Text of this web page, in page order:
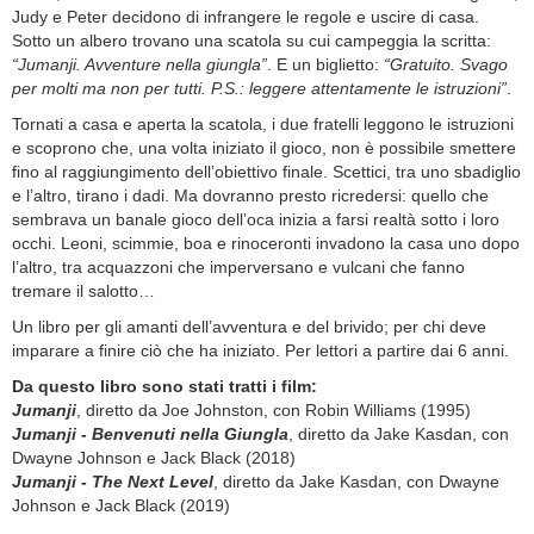
Judy e Peter decidono di infrangere le regole e uscire di casa.
Sotto un albero trovano una scatola su cui campeggia la scritta:
“Jumanji. Avventure nella giungla”. E un biglietto: “Gratuito. Svago
per molti ma non per tutti. P.S.: leggere attentamente le istruzioni”.
Tornati a casa e aperta la scatola, i due fratelli leggono le istruzioni
e scoprono che, una volta iniziato il gioco, non è possibile smettere
fino al raggiungimento dell’obiettivo finale. Scettici, tra uno sbadiglio
e l’altro, tirano i dadi. Ma dovranno presto ricredersi: quello che
sembrava un banale gioco dell’oca inizia a farsi realtà sotto i loro
occhi. Leoni, scimmie, boa e rinoceronti invadono la casa uno dopo
l’altro, tra acquazzoni che imperversano e vulcani che fanno
tremare il salotto…
Un libro per gli amanti dell’avventura e del brivido; per chi deve
imparare a finire ciò che ha iniziato. Per lettori a partire dai 6 anni.
Da questo libro sono stati tratti i film:
Jumanji, diretto da Joe Johnston, con Robin Williams (1995)
Jumanji - Benvenuti nella Giungla, diretto da Jake Kasdan, con
Dwayne Johnson e Jack Black (2018)
Jumanji - The Next Level, diretto da Jake Kasdan, con Dwayne
Johnson e Jack Black (2019)